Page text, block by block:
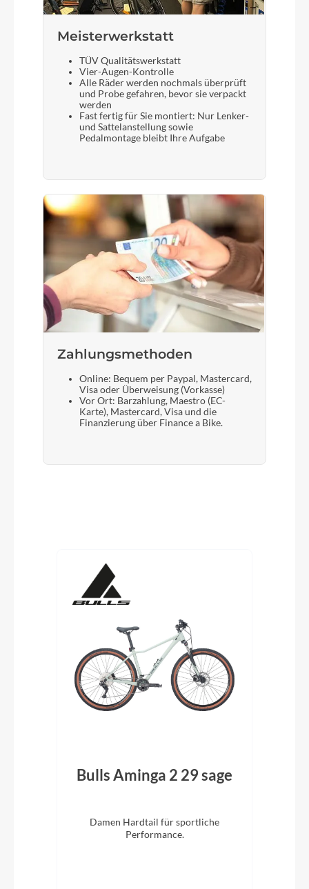
Meisterwerkstatt
TÜV Qualitätswerkstatt
Vier-Augen-Kontrolle
Alle Räder werden nochmals überprüft
und Probe gefahren, bevor sie verpackt
werden
Fast fertig für Sie montiert: Nur Lenker-
und Sattelanstellung sowie
Pedalmontage bleibt Ihre Aufgabe
Zahlungsmethoden
Online: Bequem per Paypal, Mastercard,
Visa oder Überweisung (Vorkasse)
Vor Ort: Barzahlung, Maestro (EC-
Karte), Mastercard, Visa und die
Finanzierung über Finance a Bike.
Bulls Aminga 2 29 sage
Damen Hardtail für sportliche
Performance.